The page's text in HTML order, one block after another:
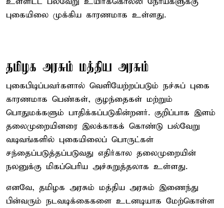
புகையிலை முக்கிய காரணமாக உள்ளது.
தமிழக அரசும் மத்திய அரசும்
புகைபிடிப்பவர்களால் வெளியேற்றப்படும் நச்சுப் புகை
காரணமாக பெண்கள், குழந்தைகள் மற்றும்
பொதுமக்களும் பாதிக்கப்படுகின்றனர். குறிப்பாக இளம்
தலைமுறையினரை இலக்காகக் கொண்டு பல்வேறு
வடிவங்களில் புகையிலைப் பொருட்கள்
சந்தைப்படுத்தப்படுவது எதிர்கால தலைமுறையின்
நலனுக்கு மிகப்பெரிய அச்சுறுத்தலாக உள்ளது.
எனவே, தமிழக அரசும் மத்திய அரசும் இணைந்து
பின்வரும் நடவடிக்கைகளை உடனடியாக மேற்கொள்ள